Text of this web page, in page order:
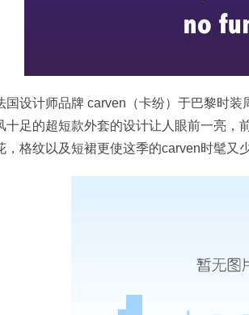
国设计师品牌 carven（卡纷）于巴黎时
十足的超短款外套的设计让人眼前一亮，
，格纹以及短裙更使这季的carven时髦又